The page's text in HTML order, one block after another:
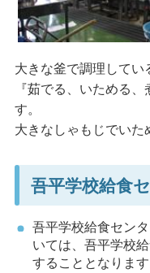
大きな釜で調理してい
『茹でる、いためる
す。
大きなしゃもじでいた
吾平学校給食
吾平学校給食セン
いては、吾平学校
することとなります